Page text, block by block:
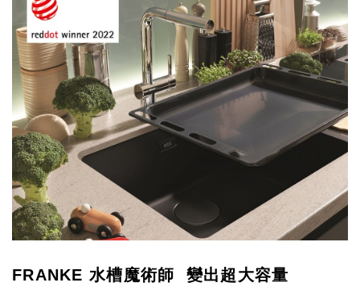
FRANKE 水槽魔術師 變出超大容量